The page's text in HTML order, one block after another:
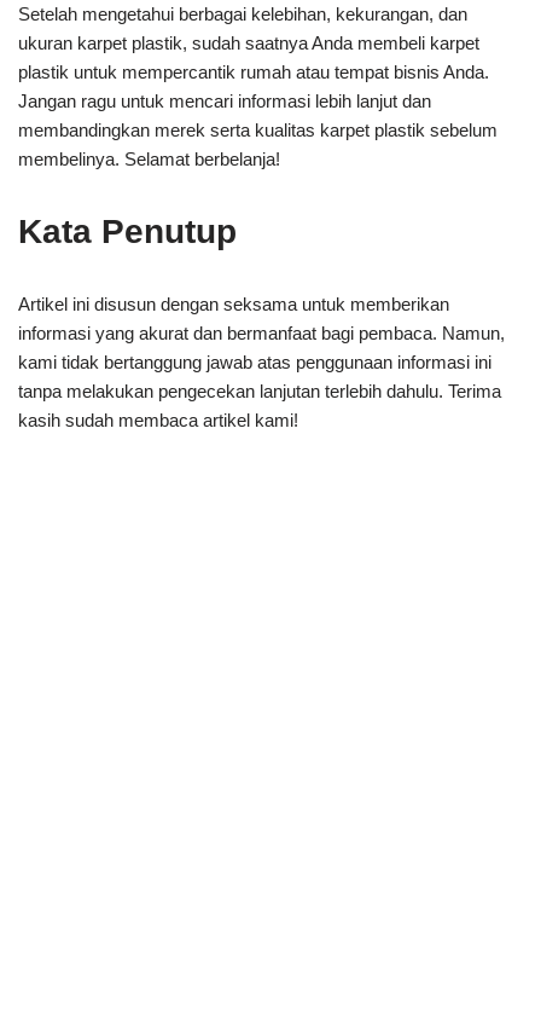
Setelah mengetahui berbagai kelebihan, kekurangan, dan
ukuran karpet plastik, sudah saatnya Anda membeli karpet
plastik untuk mempercantik rumah atau tempat bisnis Anda.
Jangan ragu untuk mencari informasi lebih lanjut dan
membandingkan merek serta kualitas karpet plastik sebelum
membelinya. Selamat berbelanja!
Kata Penutup
Artikel ini disusun dengan seksama untuk memberikan
informasi yang akurat dan bermanfaat bagi pembaca. Namun,
kami tidak bertanggung jawab atas penggunaan informasi ini
tanpa melakukan pengecekan lanjutan terlebih dahulu. Terima
kasih sudah membaca artikel kami!